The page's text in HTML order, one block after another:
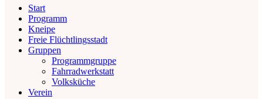
Start
Programm
Kneipe
Freie Flüchtlingsstadt
Gruppen
Programmgruppe
Fahrradwerkstatt
Volksküche
Verein